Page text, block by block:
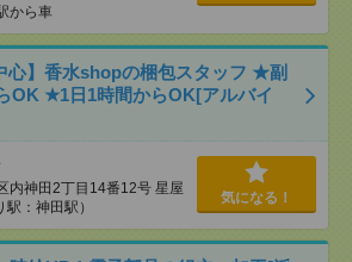
から車
心】香水shopの梱包スタッフ ★副
OK ★1日1時間からOK[アルバイ
内神田2丁目14番12号 星屋
：神田駅）
気になる！